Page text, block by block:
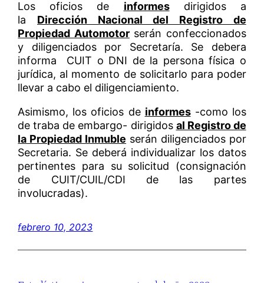
Los oficios de informesdirigidos a
la Dirección Nacional del Registro de
Propiedad Automotorserán confeccionados
y diligenciados por Secretaría. Se debera
informa CUIT o DNI de la persona física o
jurídica, al momento de solicitarlo para poder
llevar a cabo el diligenciamiento.
Asimismo, los oficios de informes-como los
de traba de embargo- dirigidos al Registro de
la Propiedad Inmuble serán diligenciados por
Secretaria. Se deberá individualizar los datos
pertinentes para su solicitud (consignación
de CUIT/CUIL/CDI de las partes
involucradas).
febrero 10, 2023